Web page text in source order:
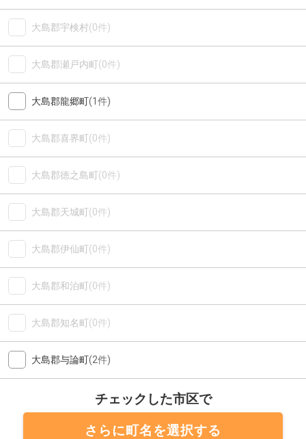
大島郡宇検村(0件)
大島郡瀬戸内町(0件)
大島郡龍郷町(1件)
大島郡喜界町(0件)
大島郡徳之島町(0件)
大島郡天城町(0件)
大島郡伊仙町(0件)
大島郡和泊町(0件)
大島郡知名町(0件)
大島郡与論町(2件)
チェックした市区で
さらに町名を選択する